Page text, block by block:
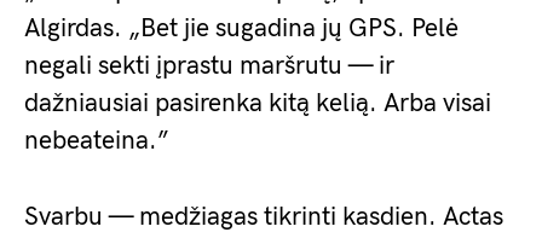
Algirdas. „Bet jie sugadina jų GPS. Pelė
negali sekti įprastu maršrutu — ir
dažniausiai pasirenka kitą kelią. Arba visai
nebeateina.”
Svarbu — medžiagas tikrinti kasdien. Actas